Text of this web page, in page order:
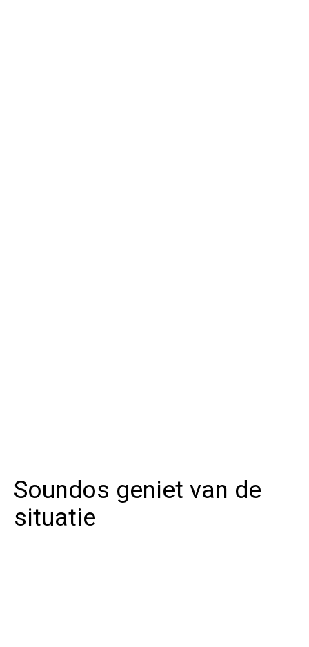
Soundos geniet van de
situatie